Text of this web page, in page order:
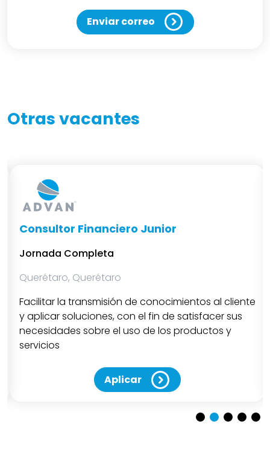
Enviar correo
Otras vacantes
Consultor Financiero Junior
Jornada Completa
Querétaro, Querétaro
Facilitar la transmisión de conocimientos al cliente
y aplicar soluciones, con el fin de satisfacer sus
necesidades sobre el uso de los productos y
servicios
Aplicar